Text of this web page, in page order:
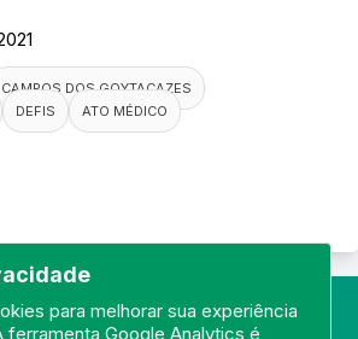
para melhorar sua experiência
ferramenta Google Analytics é
CAMPOS DOS GOYTACAZES
DEFIS
ATO MÉDICO